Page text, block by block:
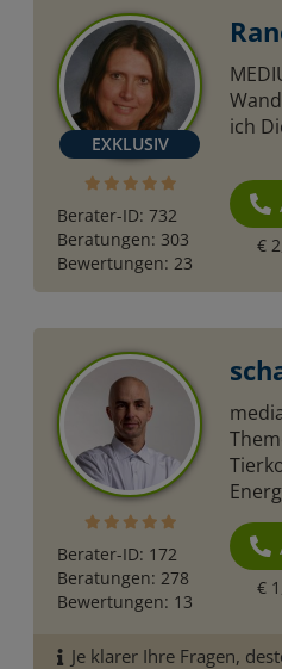
Berater-ID: 732
Beratungen: 303
Bewertungen: 23
ich
€
Berater-ID: 172
Beratungen: 278
Bewertungen: 13
€
Je klarer Ihre Fragen,